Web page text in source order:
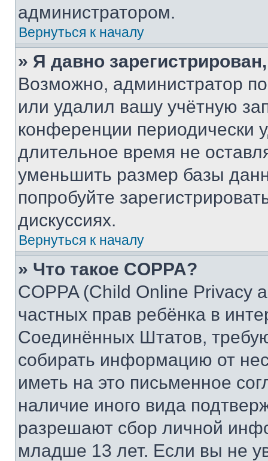
администратором.
Вернуться к началу
» Я давно
Возможно, администратор
или удалил вашу учётную
конференции периодически
длительное время не
уменьшить размер базы
попробуйте
дискуссиях.
Вернуться к началу
» Что такое COPPA?
COPPA (Child Online Privacy
частных прав ребёнка в
Соединённых Штатов,
собирать информацию от
иметь на это письменное
наличие иного вида
разрешают сбор личной
младше 13 лет. Если вы не